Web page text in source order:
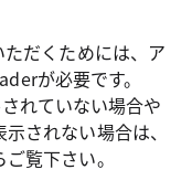
だくためには、ア
が必要です。
れていない場合や
されない場合は、
覧下さい。